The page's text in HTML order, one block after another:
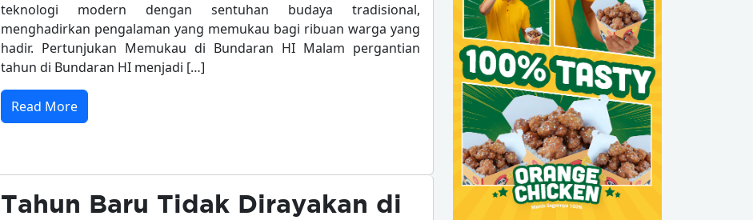
teknologi modern dengan sentuhan budaya tradisional,
menghadirkan pengalaman yang memukau bagi ribuan warga yang
hadir. Pertunjukan Memukau di Bundaran HI Malam pergantian
tahun di Bundaran HI menjadi […]
Read More
Tahun Baru Tidak Dirayakan di